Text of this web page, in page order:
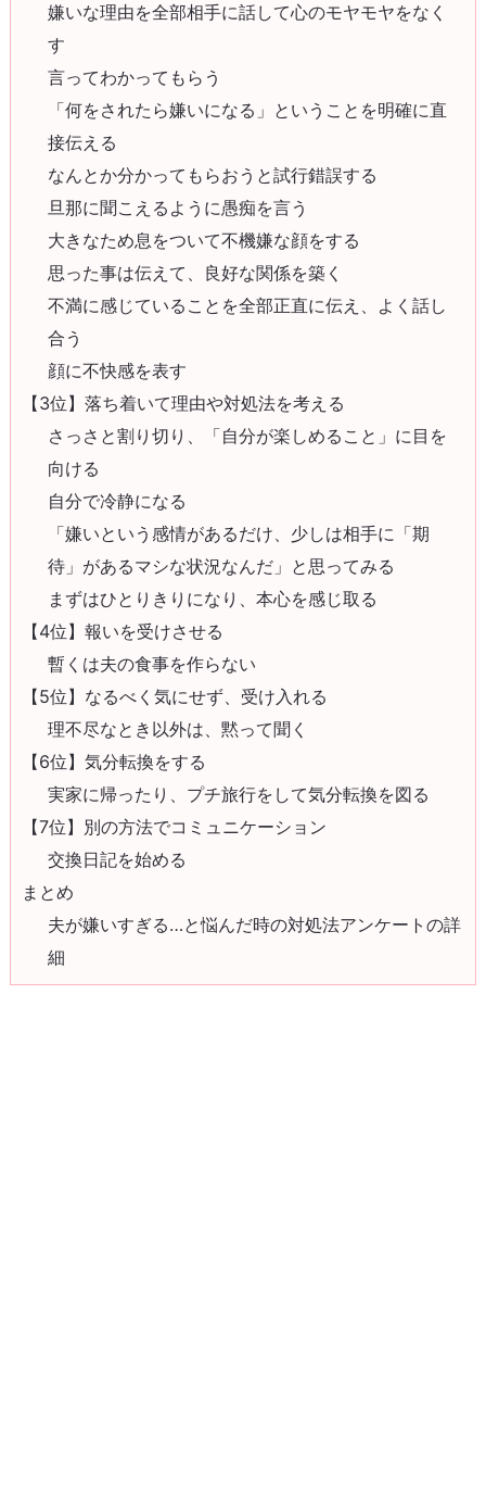
嫌いな理由を全部相手に話して心のモヤモヤをなく
す
言ってわかってもらう
「何をされたら嫌いになる」ということを明確に直
接伝える
なんとか分かってもらおうと試行錯誤する
旦那に聞こえるように愚痴を言う
大きなため息をついて不機嫌な顔をする
思った事は伝えて、良好な関係を築く
不満に感じていることを全部正直に伝え、よく話し
合う
顔に不快感を表す
【3位】落ち着いて理由や対処法を考える
さっさと割り切り、「自分が楽しめること」に目を
向ける
自分で冷静になる
「嫌いという感情があるだけ、少しは相手に「期
待」があるマシな状況なんだ」と思ってみる
まずはひとりきりになり、本心を感じ取る
【4位】報いを受けさせる
暫くは夫の食事を作らない
【5位】なるべく気にせず、受け入れる
理不尽なとき以外は、黙って聞く
【6位】気分転換をする
実家に帰ったり、プチ旅行をして気分転換を図る
【7位】別の方法でコミュニケーション
交換日記を始める
まとめ
夫が嫌いすぎる…と悩んだ時の対処法アンケートの詳
細